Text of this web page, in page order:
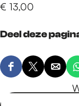
€ 13,00
Deel deze
D
e
D
e
D
e